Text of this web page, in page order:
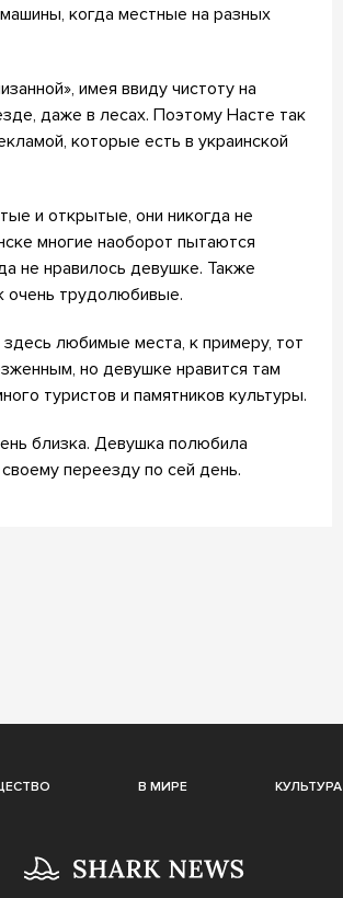
когда местные на разных
имея ввиду чистоту на
даже в лесах. Поэтому Насте так
которые есть в украинской
и открытые, они никогда не
многие наоборот пытаются
не нравилось девушке. Также
очень трудолюбивые.
любимые места, к примеру, тот
но девушке нравится там
туристов и памятников культуры.
близка. Девушка полюбила
переезду по сей день.
В МИРЕ КУЛЬТУРА